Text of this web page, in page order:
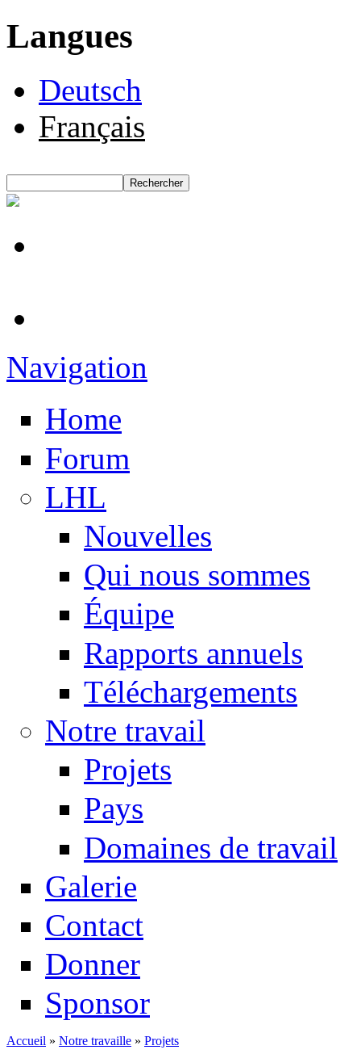
Langues
Deutsch
Français
Formulaire de recherche
Navigation
Home
Forum
LHL
Nouvelles
Qui nous sommes
Équipe
Rapports annuels
Téléchargements
Notre travail
Projets
Pays
Domaines de travail
Galerie
Contact
Donner
Sponsor
Accueil » Notre travaille » Projets